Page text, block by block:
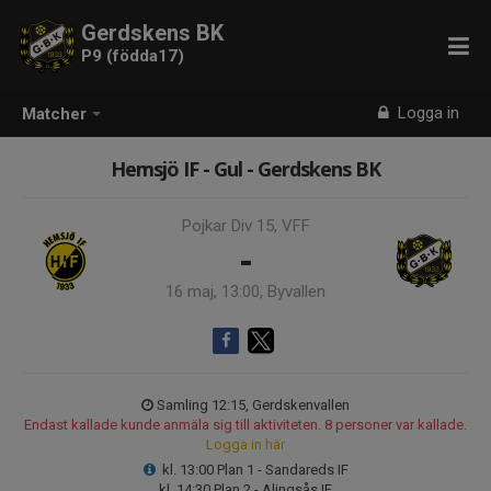
Matcher Logga in
Gerdskens BK
P9 (födda17)
Hemsjö IF - Gul - Gerdskens BK
Pojkar Div 15, VFF
-
16 maj, 13:00, Byvallen
Samling 12:15, Gerdskenvallen
Endast kallade kunde anmäla sig till aktiviteten. 8 personer var kallade.
Logga in här
kl. 13:00 Plan 1 - Sandareds IF